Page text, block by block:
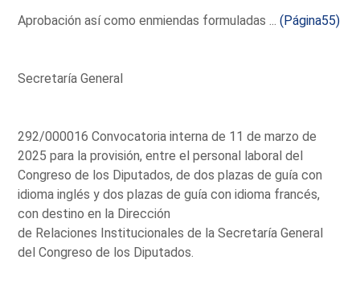
Aprobación así como enmiendas formuladas ...(Página55)
Secretaría General
292/000016 Convocatoria interna de 11 de marzo de
2025 para la provisión, entre el personal laboral del
Congreso de los Diputados, de dos plazas de guía con
idioma inglés y dos plazas de guía con idioma francés,
con destino en la Dirección
de Relaciones Institucionales de la Secretaría General
del Congreso de los Diputados.